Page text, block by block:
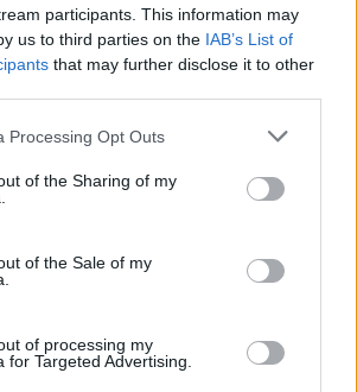
participants. This information may
us to third parties on the IAB’s List of
that may further disclose it to other
Processing Opt Outs
of the Sharing of my
of the Sale of my
of processing my
for Targeted Advertising.
Loc (Ponta)
Arată rezultatele